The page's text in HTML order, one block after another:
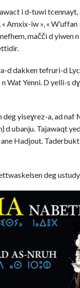
i d-tuwi
« Amxix-iw », «
mačči d yiwen
d dakken tefruri-d
n Wat Yenni. D yelli-s
yiseɣrez-a, ad naf
d ubanju. Tajawaqt
Hadjout.
deg